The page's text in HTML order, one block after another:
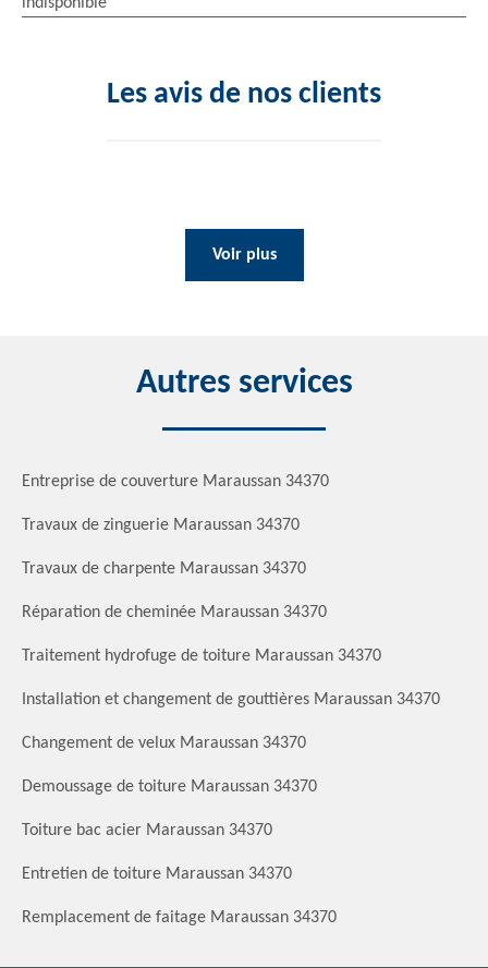
Les avis de nos clients
Voir plus
Autres services
Entreprise de couverture Maraussan 34370
Travaux de zinguerie Maraussan 34370
Travaux de charpente Maraussan 34370
Réparation de cheminée Maraussan 34370
Traitement hydrofuge de toiture Maraussan 34370
Installation et changement de gouttières Maraussan 34370
Changement de velux Maraussan 34370
Demoussage de toiture Maraussan 34370
Toiture bac acier Maraussan 34370
Entretien de toiture Maraussan 34370
Remplacement de faitage Maraussan 34370